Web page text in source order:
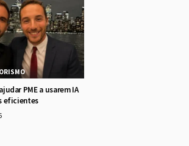
PME a usarem IA
eficientes